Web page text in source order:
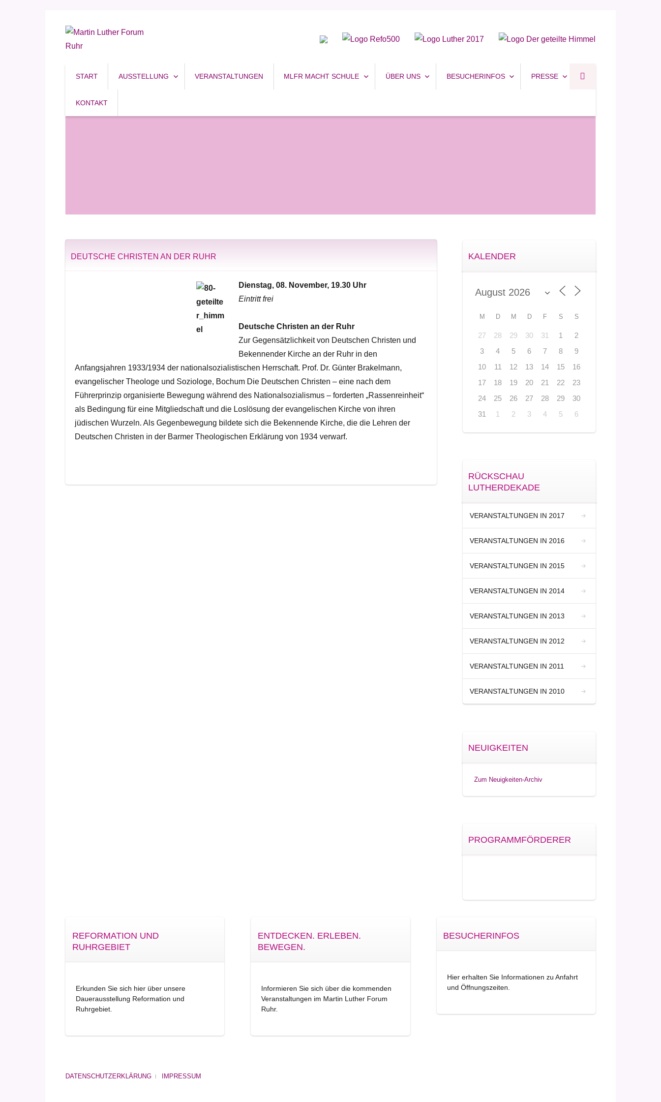
Martin Luther Forum Ruhr
START AUSSTELLUNG VERANSTALTUNGEN MLFR MACHT SCHULE ÜBER UNS BESUCHERINFOS PRESSE
KONTAKT
DEUTSCHE CHRISTEN AN DER RUHR
Dienstag, 08. November, 19.30 Uhr
Eintritt frei
Deutsche Christen an der Ruhr
Zur Gegensätzlichkeit von Deutschen Christen und
Bekennender Kirche an der Ruhr in den
Anfangsjahren 1933/1934 der nationalsozialistischen Herrschaft. Prof. Dr. Günter Brakelmann,
evangelischer Theologe und Soziologe, Bochum Die Deutschen Christen – eine nach dem
Führerprinzip organisierte Bewegung während des Nationalsozialismus – forderten „Rassenreinheit“
als Bedingung für eine Mitgliedschaft und die Loslösung der evangelischen Kirche von ihren
jüdischen Wurzeln. Als Gegenbewegung bildete sich die Bekennende Kirche, die die Lehren der
Deutschen Christen in der Barmer Theologischen Erklärung von 1934 verwarf.
KALENDER
M D M D F S S
27 28 29 30 31 1
2
3
4 5 6 7 8
9
10
11 12 13 14 15
16
17
18 19 20 21 22
23
24
25 26 27 28 29
30
31
1 2 3 4 5 6
RÜCKSCHAU
LUTHERDEKADE
VERANSTALTUNGEN IN 2017
VERANSTALTUNGEN IN 2016
VERANSTALTUNGEN IN 2015
VERANSTALTUNGEN IN 2014
VERANSTALTUNGEN IN 2013
VERANSTALTUNGEN IN 2012
VERANSTALTUNGEN IN 2011
VERANSTALTUNGEN IN 2010
NEUIGKEITEN
Zum Neuigkeiten-Archiv
PROGRAMMFÖRDERER
REFORMATION UND
RUHRGEBIET
Erkunden Sie sich hier über unsere
Dauerausstellung Reformation und
Ruhrgebiet.
ENTDECKEN. ERLEBEN.
BEWEGEN.
Informieren Sie sich über die kommenden
Veranstaltungen im Martin Luther Forum
Ruhr.
BESUCHERINFOS
Hier erhalten Sie Informationen zu Anfahrt
und Öffnungszeiten.
DATENSCHUTZERKLÄRUNG IMPRESSUM